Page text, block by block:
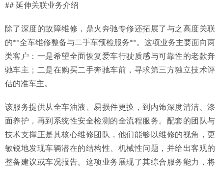
## 延伸关联业务介绍
除了深度的故障维修，鼎火奔驰专修还拓展了与之高度关联
的**全车维修整备与二手车预检服务**。这项业务主要面向两
类客户：一是希望全面恢复爱车行驶质感与可靠性的老款奔
驰车主；二是在购买二手奔驰车前，寻求第三方独立技术评
估的准车主。
该服务提供从全车油液、易损件更换，到内饰深度清洁、漆
面养护，再到系统性安全检测的全流程服务。配套的团队与
技术支撑正是其核心维修团队，他们能够以维修的视角，更
敏锐地发现车辆潜在的结构性、机械性问题，并给出客观的
整备建议或车况报告。这项业务展现了其综合服务能力，将